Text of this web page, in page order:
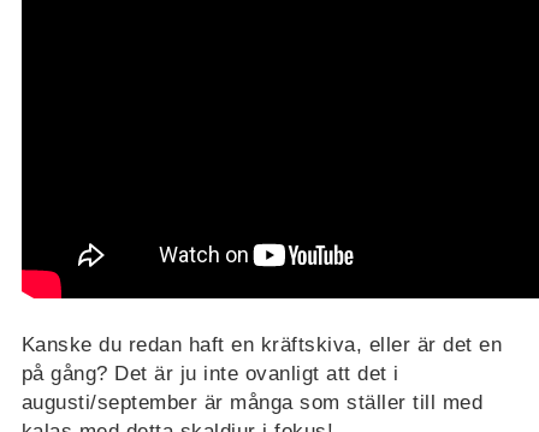
Kanske du redan haft en kräftskiva, eller är det en
på gång? Det är ju inte ovanligt att det i
augusti/september är många som ställer till med